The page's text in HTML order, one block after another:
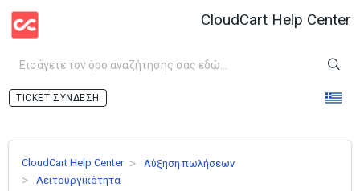
CloudCart Help Center
ΣΎΝΔΕΣΗ
CloudCart Help Center
Аύξηση πωλήσεων
Λειτουργικότητα